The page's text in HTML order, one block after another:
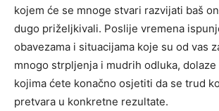
kojem će se mnoge stvari razvijati baš
dugo priželjkivali. Poslije vremena
obavezama i situacijama koje su od vas
mnogo strpljenja i mudrih odluka, dolaze
kojima ćete konačno osjetiti da se trud
pretvara u konkretne rezultate.